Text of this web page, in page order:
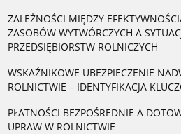
ZALEŻNOŚCI MIĘDZY
ZASOBÓW WYTWÓRCZYCH A
PRZEDSIĘBIORSTW ROLNICZYCH
WSKAŹNIKOWE UBEZPIECZENIE
ROLNICTWIE – IDENTYFIKACJA
PŁATNOŚCI BEZPOŚREDNIE A
UPRAW W ROLNICTWIE